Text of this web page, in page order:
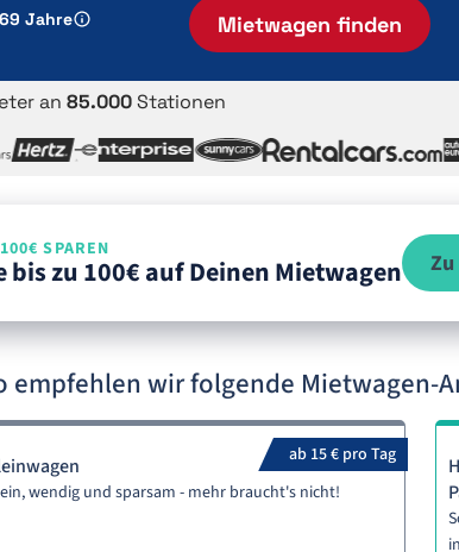
Jahre Mietwagen finden
an 85.000Stationen
SPAREN
bis zu 100€ auf Deinen Mietwagen Zu
empfehlen wir folgende Mietwagen-
ab 15 € pro Tag
wendig und sparsam - mehr braucht's nicht!